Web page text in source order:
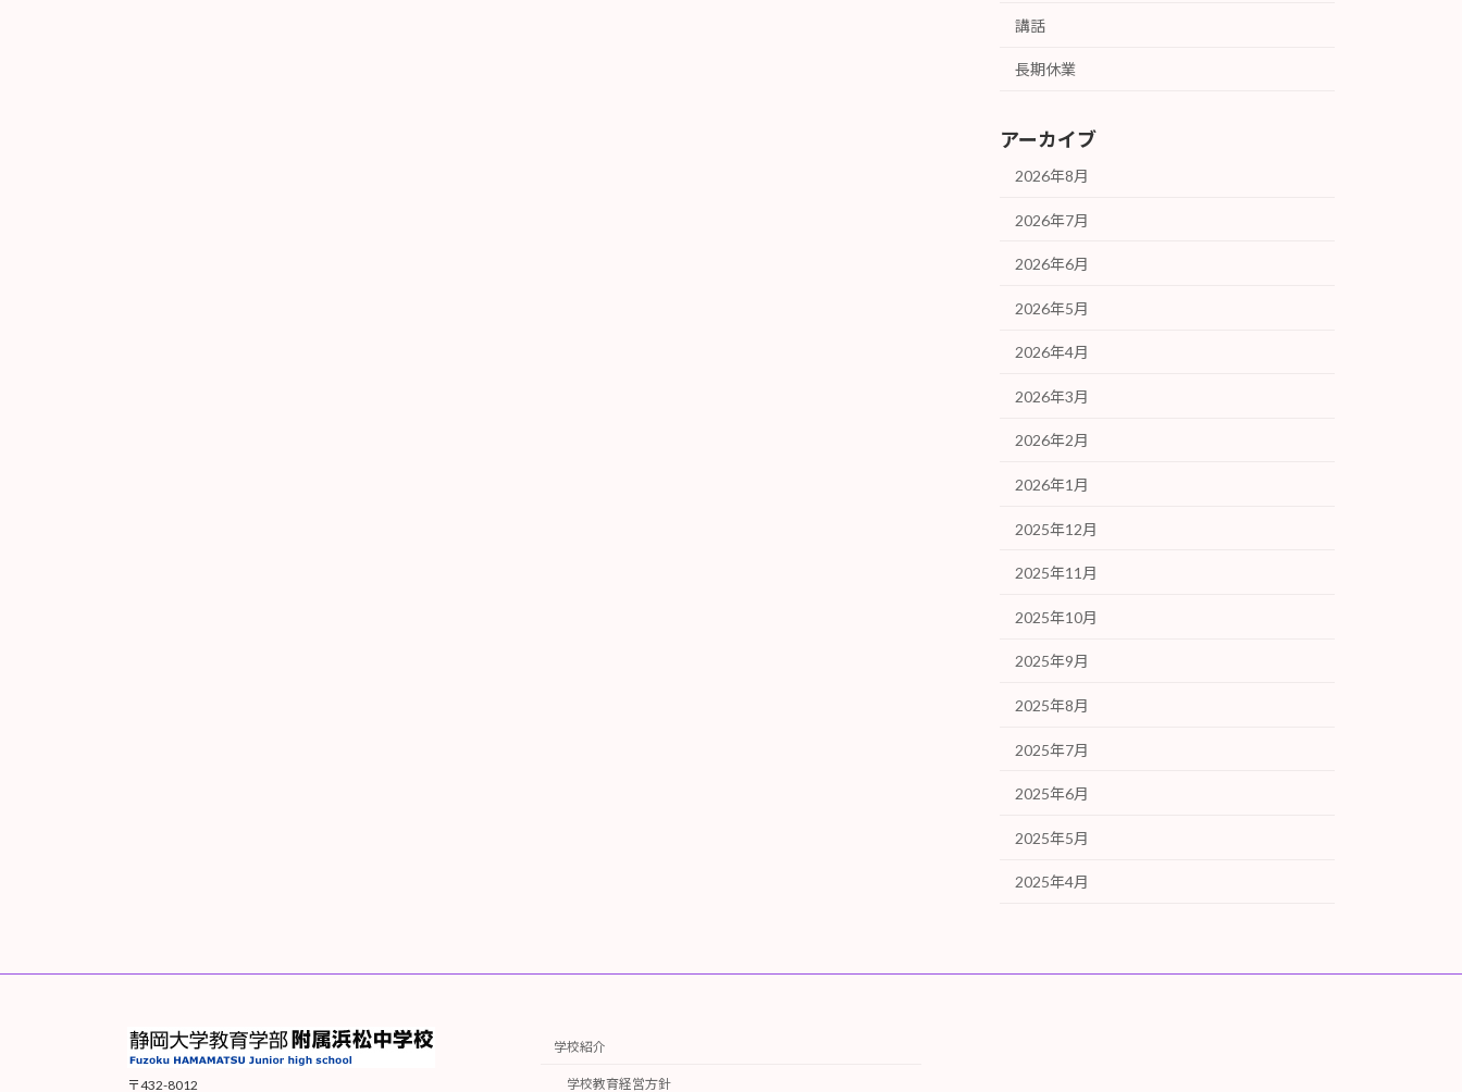
講話
長期休業
アーカイブ
2026年8月
2026年7月
2026年6月
2026年5月
2026年4月
2026年3月
2026年2月
2026年1月
2025年12月
2025年11月
2025年10月
2025年9月
2025年8月
2025年7月
2025年6月
2025年5月
2025年4月
〒432-8012
学校紹介
学校教育経営方針